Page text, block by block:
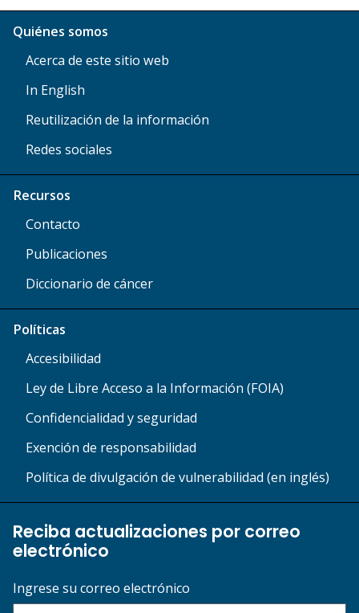
Quiénes somos
Acerca de este sitio web
In English
Reutilización de la información
Redes sociales
Recursos
Contacto
Publicaciones
Diccionario de cáncer
Políticas
Accesibilidad
Ley de Libre Acceso a la Información (FOIA)
Confidencialidad y seguridad
Exención de responsabilidad
Política de divulgación de vulnerabilidad (en inglés)
Reciba actualizaciones por correo
electrónico
Ingrese su correo electrónico